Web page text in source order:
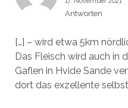
Antworten
[…] – wird etwa 5km
Das Fleisch wird auch in
Gaflen in Hvide Sande
dort das exzellente